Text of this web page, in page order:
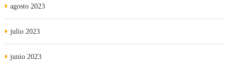
agosto 2023
julio 2023
junio 2023